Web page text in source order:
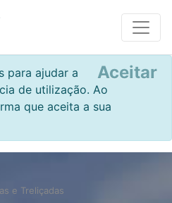
para ajudar a
de utilização. Ao
que aceita a sua
Aceitar
e Treliçadas